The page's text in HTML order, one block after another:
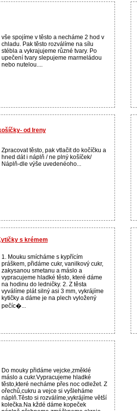
vše spojíme v těsto a necháme 2 hod v
chladu. Pak těsto rozválíme na sílu
stébla a vykrajujeme různé tvary. Po
upečení tvary slepujeme marmeládou
nebo nutelou....
od Ireny
Zpracovat těsto, pak vtlačit do kočíčku a
hned dát i náplň / ne plný košíček/
Náplň-dle výše uvedenéoho...
s krémem
1. Mouku smícháme s kypřícím
práškem, přidáme cukr, vanilkový cukr,
zakysanou smetanu a máslo a
vypracujeme hladké těsto, které dáme
na hodinu do ledničky. 2. Z těsta
vyválíme plát silný asi 3 mm, vykrájíme
kytičky a dáme je na plech vyložený
pečíc�...
Do mouky přidáme vejcke,změklé
máslo a cukr.Vypracujeme hladké
těsto,které necháme přes noc odležet. Z
ořechů,cukru a vejce si vyšleháme
náplň.Těsto si rozválíme,vykrájíme větší
kolečka.Na kždé dáme kopeček